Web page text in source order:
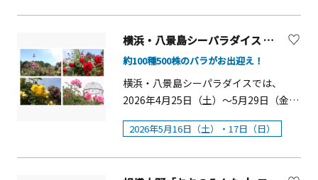
め。わかりやすく巡れるスタンプラリ
ーも用意されています。
て、山中深くに飛び去ったと言われて
として祀られているのだとか。8ヶ所点
在しているパワースポットを巡るのも
おすすめ。わかりやすく巡れるスタン
プラリーも用意されています。
（日）■時間：9:00～10:00／10:30～
11:30／16:00～17:00■参加費：500円
決行、荒天中止 夜の部「ライトトラッ
プで昆虫観察」園内に設置したライト
トラップに集まる昆虫を観察しなが
ら、夜ならではの生き物の世界を楽し
めます。■開催日：2026年7月26日
（日）■時間：19:00～21:00■参加
所：メタセコイアの林と中央広場■主
催：生田緑地共同事業体（指定管理
者）■入場料：入場無料（ワークショ
ップや一部アクティビティ、飲食等は
有料）
せ植えは来園者による人気投票を実施
し、上位入賞者には素敵な賞品をプレ
ゼント。初心者の方も気軽にご参加い
ただける体験イベントです。開催概要
間午前の部10：00～12：00午後の部
1組2,000円■定員：先着19組（どなた
横浜・八景島シーパラダイス はなパラ第２弾「第11回八景島バラフェスタ」【横浜市】
約100種500株のバラがお出迎え！
横浜・八景島シーパラダイスでは、
2026年4月25日（土）～5月29日（金）
の期間、「生きものたちと花々の競
演」をテーマとしたイベント『はなパ
2026年5月16日（土）・17日（日）